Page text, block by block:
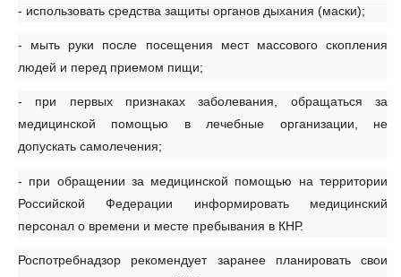
- использовать средства защиты органов дыхания (маски);
- мыть руки после посещения мест массового скопления
людей и перед приемом пищи;
- при первых признаках заболевания, обращаться за
медицинской помощью в лечебные организации, не
допускать самолечения;
- при обращении за медицинской помощью на территории
Российской Федерации информировать медицинский
персонал о времени и месте пребывания в КНР.
Роспотребнадзор рекомендует заранее планировать свои